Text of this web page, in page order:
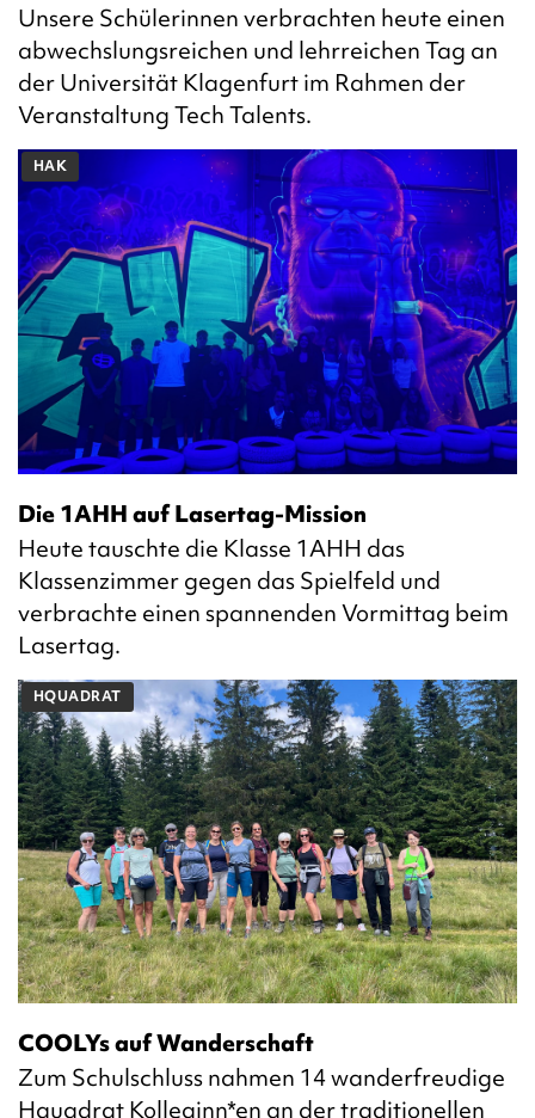
Unsere Schülerinnen verbrachten heute einen
abwechslungsreichen und lehrreichen Tag an
der Universität Klagenfurt im Rahmen der
Veranstaltung Tech Talents.
HAK
Die 1AHH auf Lasertag-Mission
Heute tauschte die Klasse 1AHH das
Klassenzimmer gegen das Spielfeld und
verbrachte einen spannenden Vormittag beim
Lasertag.
HQUADRAT
COOLYs auf Wanderschaft
Zum Schulschluss nahmen 14 wanderfreudige
Hquadrat Kolleginn*en an der traditionellen